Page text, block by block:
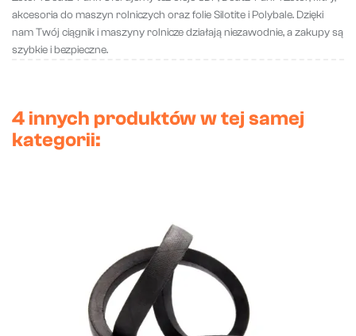
akcesoria do maszyn rolniczych oraz folie Silotite i Polybale. Dzięki
nam Twój ciągnik i maszyny rolnicze działają niezawodnie, a zakupy są
szybkie i bezpieczne.
4 innych produktów w tej samej
kategorii: